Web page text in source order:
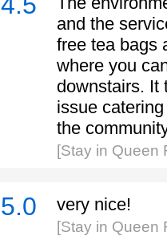
and the
free tea bags
where you
downstairs. It
issue
the
[Stay in Queen
5.0 very nice!
[Stay in Queen